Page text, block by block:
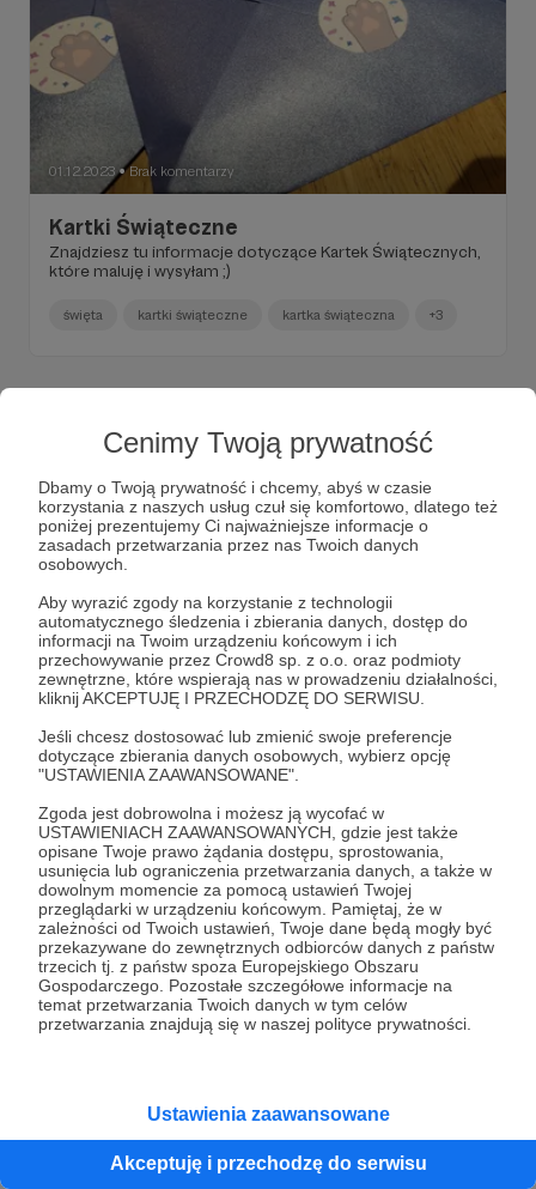
Cenimy Twoją prywatność
Dbamy o Twoją prywatność i chcemy, abyś w czasie
korzystania z naszych usług czuł się komfortowo, dlatego też
poniżej prezentujemy Ci najważniejsze informacje o
zasadach przetwarzania przez nas Twoich danych
osobowych.
Aby wyrazić zgody na korzystanie z technologii
automatycznego śledzenia i zbierania danych, dostęp do
informacji na Twoim urządzeniu końcowym i ich
przechowywanie przez Crowd8 sp. z o.o. oraz podmioty
zewnętrzne, które wspierają nas w prowadzeniu działalności,
kliknij AKCEPTUJĘ I PRZECHODZĘ DO SERWISU.
Jeśli chcesz dostosować lub zmienić swoje preferencje
dotyczące zbierania danych osobowych, wybierz opcję
"USTAWIENIA ZAAWANSOWANE".
Zgoda jest dobrowolna i możesz ją wycofać w
USTAWIENIACH ZAAWANSOWANYCH, gdzie jest także
opisane Twoje prawo żądania dostępu, sprostowania,
usunięcia lub ograniczenia przetwarzania danych, a także w
dowolnym momencie za pomocą ustawień Twojej
przeglądarki w urządzeniu końcowym. Pamiętaj, że w
zależności od Twoich ustawień, Twoje dane będą mogły być
przekazywane do zewnętrznych odbiorców danych z państw
trzecich tj. z państw spoza Europejskiego Obszaru
Gospodarczego. Pozostałe szczegółowe informacje na
temat przetwarzania Twoich danych w tym celów
przetwarzania znajdują się w naszej polityce prywatności.
Ustawienia zaawansowane
Akceptuję i przechodzę do serwisu
01.12.2023 ● Brak komentarzy
Kartki Świąteczne
Znajdziesz tu informacje dotyczące Kartek Świątecznych,
które maluję i wysyłam ;)
święta kartki świąteczne kartka świąteczna +3
24.05.2023 Brak komentarzy
Pierwszy post - informacje
Powitanie, podstawowe informacje i kontakt ;)
powitanie informacje discord
Wesprzyj działalność AutoraKlaudynkajuż teraz!